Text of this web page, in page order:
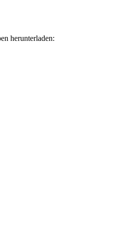
herunterladen: